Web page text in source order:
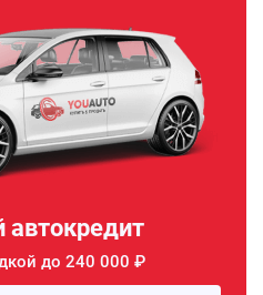
до 240 000 ₽